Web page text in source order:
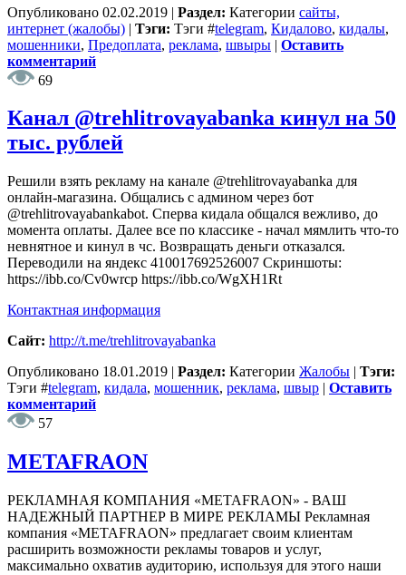
Опубликовано 02.02.2019 | Раздел: Категории сайты,
интернет (жалобы) | Тэги: Тэги #telegram, Кидалово, кидалы,
мошенники, Предоплата, реклама, швыры | Оставить
комментарий
69
Канал @trehlitrovayabanka кинул на 50
тыс. рублей
Решили взять рекламу на канале @trehlitrovayabanka для
онлайн-магазина. Общались с админом через бот
@trehlitrovayabankabot. Сперва кидала общался вежливо, до
момента оплаты. Далее все по классике - начал мямлить что-то
невнятное и кинул в чс. Возвращать деньги отказался.
Переводили на яндекс 410017692526007 Скриншоты:
https://ibb.co/Cv0wrcp https://ibb.co/WgXH1Rt
Контактная информация
Сайт: http://t.me/trehlitrovayabanka
Опубликовано 18.01.2019 | Раздел: Категории Жалобы | Тэги:
Тэги #telegram, кидала, мошенник, реклама, швыр | Оставить
комментарий
57
METAFRAON
РЕКЛАМНАЯ КОМПАНИЯ «METAFRAON» - ВАШ
НАДЕЖНЫЙ ПАРТНЕР В МИРЕ РЕКЛАМЫ Рекламная
компания «METAFRAON» предлагает своим клиентам
расширить возможности рекламы товаров и услуг,
максимально охватив аудиторию, используя для этого наши